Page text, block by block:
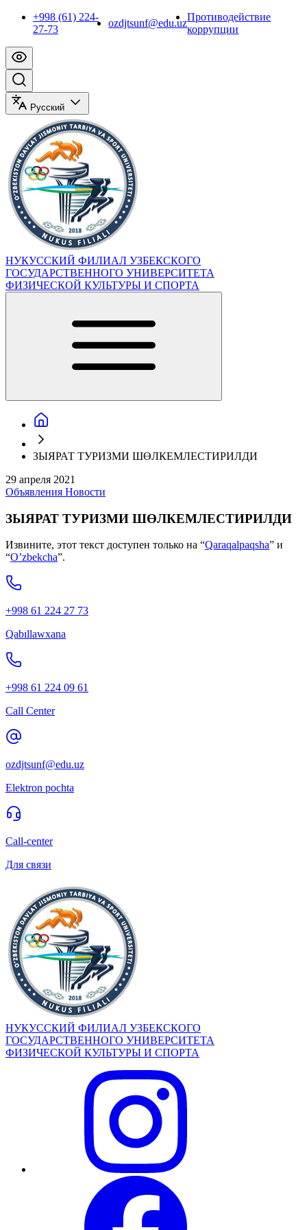
+998 (61) 224-
27-73
ozdjtsunf@edu.uz
Противодействие
коррупции
Русский
НУКУССКИЙ ФИЛИАЛ УЗБЕКСКОГО
ГОСУДАРСТВЕННОГО УНИВЕРСИТЕТА
ФИЗИЧЕСКОЙ КУЛЬТУРЫ И СПОРТА
ЗЫЯРАТ ТУРИЗМИ ШӨЛКЕМЛЕСТИРИЛДИ
29 апреля 2021
Объявления Новости
ЗЫЯРАТ ТУРИЗМИ ШӨЛКЕМЛЕСТИРИЛДИ
Извините, этот текст доступен только на “Qaraqalpaqsha” и
“O’zbekcha”.
+998 61 224 27 73
Qabıllawxana
+998 61 224 09 61
Call Center
ozdjtsunf@edu.uz
Elektron pochta
Call-center
Для связи
НУКУССКИЙ ФИЛИАЛ УЗБЕКСКОГО
ГОСУДАРСТВЕННОГО УНИВЕРСИТЕТА
ФИЗИЧЕСКОЙ КУЛЬТУРЫ И СПОРТА